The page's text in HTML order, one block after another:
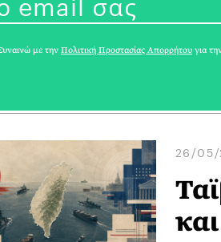
26/05/
με την Πολιτική Προστασίας Απορρήτου για